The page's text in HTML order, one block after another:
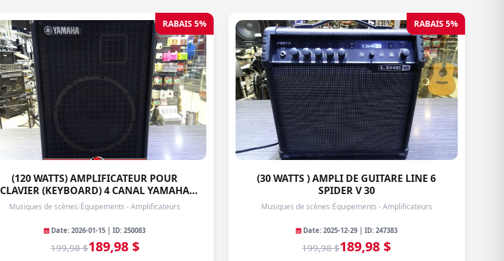
RABAIS 5%
(120 WATTS) AMPLIFICATEUR POUR
CLAVIER (KEYBOARD) 4 CANAL YAMAHA
KS50
Musiques de scènes/Équipements - Amplificateurs
Date: 2026-01-15 | ID: 250083
199,98 $189,98 $
RABAIS 5%
(30 WATTS ) AMPLI DE GUITARE LINE 6
SPIDER V 30
Musiques de scènes/Équipements - Amplificateurs
Date: 2025-12-29 | ID: 247383
199,98 $189,98 $